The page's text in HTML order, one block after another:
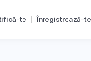
te Înregistrează-te